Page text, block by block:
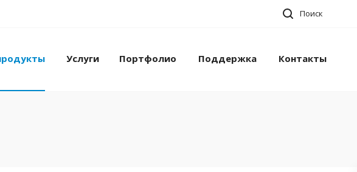
Поиск
Услуги Портфолио Поддержка Контакты